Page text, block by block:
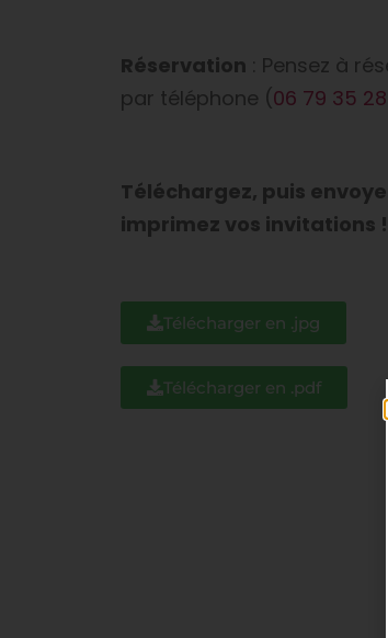
Réservation : Pensez à
par téléphone (06 79 35
Téléchargez, puis
imprimez vos invitations !
Télécharger en .jpg
Télécharger en .pdf